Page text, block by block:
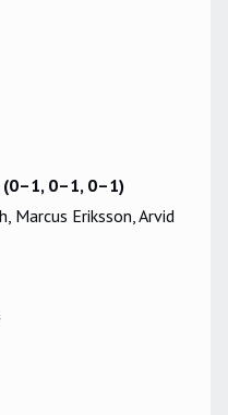
0–1, 0–1)
Marcus Eriksson, Arvid